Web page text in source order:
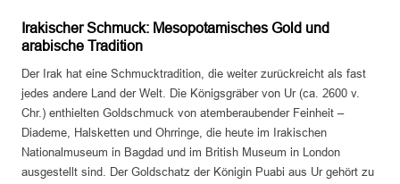
Irakischer Schmuck: Mesopotamisches Gold und
arabische Tradition
Der Irak hat eine Schmucktradition, die weiter zurückreicht als fast
jedes andere Land der Welt. Die Königsgräber von Ur (ca. 2600 v.
Chr.) enthielten Goldschmuck von atemberaubender Feinheit –
Diademe, Halsketten und Ohrringe, die heute im Irakischen
Nationalmuseum in Bagdad und im British Museum in London
ausgestellt sind. Der Goldschatz der Königin Puabi aus Ur gehört zu